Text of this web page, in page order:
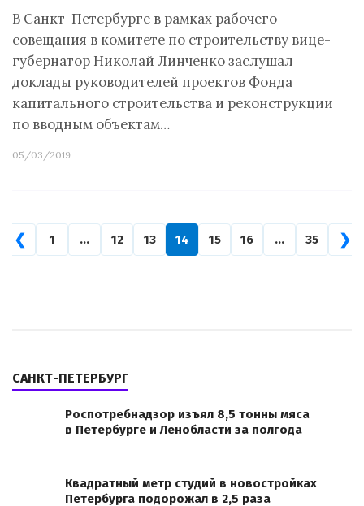
В Санкт-Петербурге в рамках рабочего
совещания в комитете по строительству вице-
губернатор Николай Линченко заслушал
доклады руководителей проектов Фонда
капитального строительства и реконструкции
по вводным объектам…
05/03/2019
❮ 1 … 12 13 14 15 16 … 35 ❯
САНКТ-ПЕТЕРБУРГ
Роспотребнадзор изъял 8,5 тонны мяса
в Петербурге и Ленобласти за полгода
Квадратный метр студий в новостройках
Петербурга подорожал в 2,5 раза